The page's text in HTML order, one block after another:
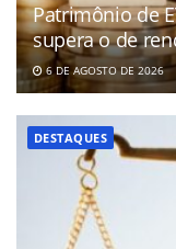
Patrimônio de
supera o de
6 DE AGOSTO DE 2026
DESTAQUES